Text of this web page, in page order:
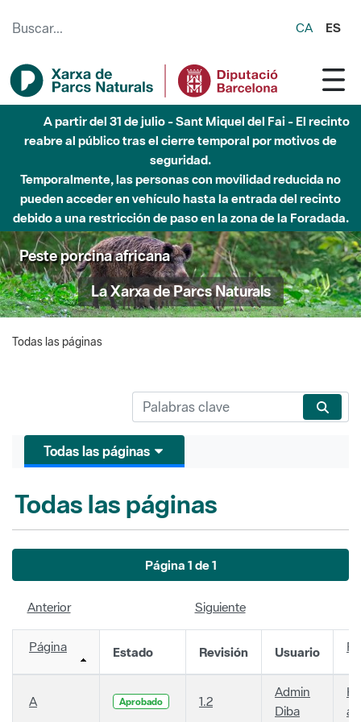
CA ES
A partir del 31 de julio - Sant Miquel del Fai - El recinto
reabre al público tras el cierre temporal por motivos de
seguridad.
Temporalmente, las personas con movilidad reducida no
pueden acceder en vehículo hasta la entrada del recinto
debido a una restricción de paso en la zona de la Foradada.
Peste porcina africana
La Xarxa de Parcs Naturals
Todas las páginas
Todas las páginas
Todas las páginas
Página 1 de 1
Anterior Siguiente
Página Estado Revisión Usuario
A Aprobado 1.2
Admin
Diba